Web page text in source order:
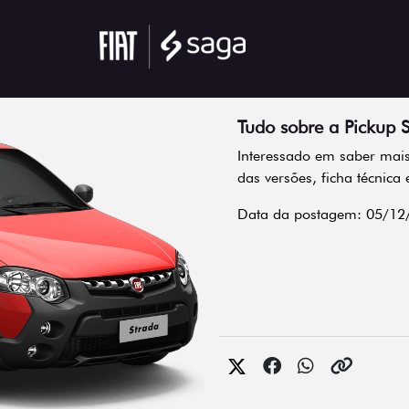
Tudo sobre a Pickup
Interessado em saber
das versões, ficha técnica
Data da postagem: 05/